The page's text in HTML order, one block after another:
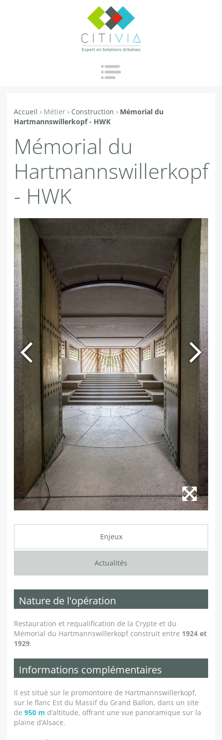
Jump to navigation
Vous
ici
Accueil › Métier › Construction › Mémorial du
Hartmannswillerkopf - HWK
Mémorial du
Hartmannswillerkopf
- HWK
Enjeux
Actualités
Nature de l'opération
Restauration et requalification de la Crypte et du
Mémorial du Hartmannswillerkopf construit entre 1924 et
1929.
Informations complémentaires
Il est situé sur le promontoire de Hartmannswillerkopf,
sur le flanc Est du Massif du Grand Ballon, dans un site
de 950 m d’altitude, offrant une vue panoramique sur la
plaine d’Alsace.